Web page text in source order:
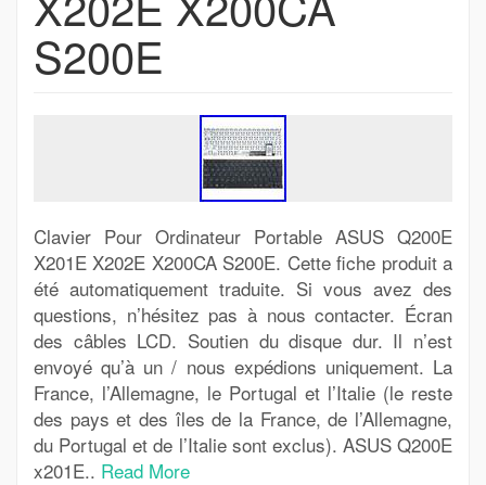
S200E
Clavier Pour Ordinateur Portable ASUS Q200E
X201E X202E X200CA S200E. Cette fiche produit a
été automatiquement traduite. Si vous avez des
questions, n’hésitez pas à nous contacter. Écran
des câbles LCD. Soutien du disque dur. Il n’est
envoyé qu’à un / nous expédions uniquement. La
France, l’Allemagne, le Portugal et l’Italie (le reste
des pays et des îles de la France, de l’Allemagne,
du Portugal et de l’Italie sont exclus). ASUS Q200E
x201E.. Read More